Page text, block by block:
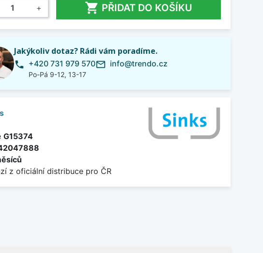
+  PŘIDAT DO KOŠÍKU
Jakýkoliv dotaz? Rádi vám poradíme.
phone +420 731 979 570
Po-Pá 9-12, 13-17
mail_outline info@trendo.cz
G15374
z oficiální distribuce pro ČR